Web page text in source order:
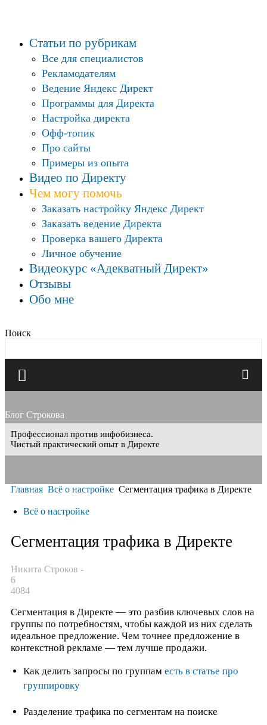
Статьи по рубрикам
Все для специалистов
Рекламодателям
Ведение Яндекс Директ
Программы для Директа
Настройка директа
Офф-топик
Про сайты
Примеры из опыта
Видео по Директу
Чем могу помочь
Заказать настройку Яндекс Директ
Заказать ведение Директа
Проверка вашего Директа
Личное обучение
Видеокурс «Адекватный Директ»
Отзывы
Обо мне
Поиск
Блог Строкова
Профессионал против инфобизнеса.
Чистый практический опыт в Директе
Главная Всё о настройке Сегментация трафика в Директе
Всё о настройке
Сегментация трафика в Директе
Никита Строков -
6
4084
Сегментация в Директе — это разбив ключевых слов на
группы по потребностям, чтобы каждой из них сделать
идеальное предложение. Чем точнее предложение в
контекстной рекламе — тем лучше продажи.
Как делить запросы по группам есть в статье про
группировку
Разделение трафика по сегментам на поиске